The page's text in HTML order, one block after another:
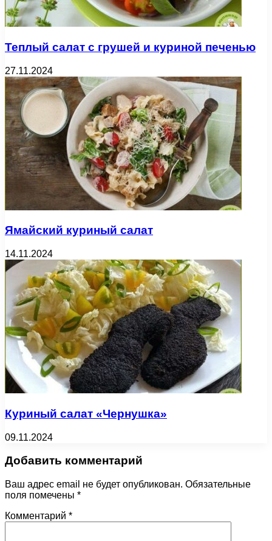
Теплый салат с грушей и куриной печенью
27.11.2024
Ямайский куриный салат
14.11.2024
Куриный салат «Чернушка»
09.11.2024
Добавить комментарий
Ваш адрес email не будет опубликован. Обязательные
поля помечены *
Комментарий *